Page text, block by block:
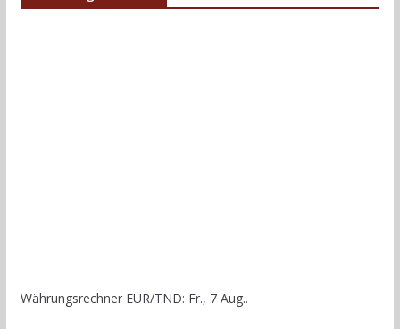
Währungsrechner EUR/TND: Fr., 7 Aug..